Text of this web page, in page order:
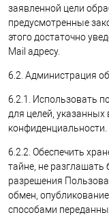
заявленной цели
предусмотренные
этого достаточно
Mail адресу.
6.2. Администрация
6.2.1. Использовать
для целей,
конфиденциальности.
6.2.2. Обеспечить
тайне, не разглашать
разрешения
обмен,
способами